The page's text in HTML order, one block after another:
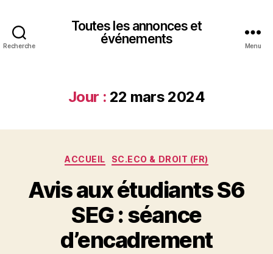
Recherche
Toutes les annonces et
événements
Menu
Jour : 22 mars 2024
Catégories
ACCUEIL SC.ECO & DROIT (FR)
Avis aux étudiants S6
SEG : séance
d’encadrement